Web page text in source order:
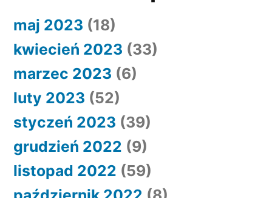
maj 2023 (18)
kwiecień 2023 (33)
marzec 2023 (6)
luty 2023 (52)
styczeń 2023 (39)
grudzień 2022 (9)
listopad 2022 (59)